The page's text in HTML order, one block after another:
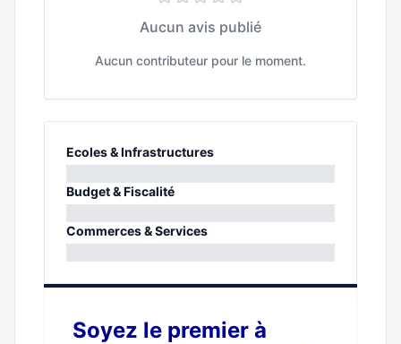
Aucun avis publié
Aucun contributeur pour le moment.
Ecoles & Infrastructures
0%
Budget & Fiscalité
0%
Commerces & Services
Soyez le premier à